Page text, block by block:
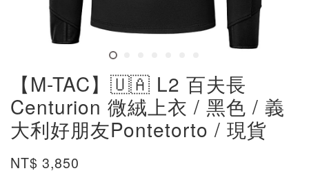
【M-TAC】🇺🇦 L2 百夫長
Centurion 微絨上衣 / 黑色 / 義
大利好朋友Pontetorto / 現貨
NT$ 3,850